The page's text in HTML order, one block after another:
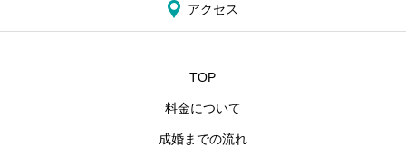
アクセス
TOP
料金について
成婚までの流れ